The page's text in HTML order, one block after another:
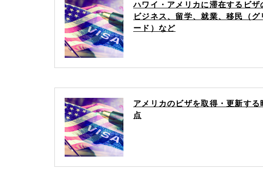
ハワイ・アメリカに滞在するビザ
ビジネス、留学、就業、移民（グ
ード）など
アメリカのビザを取得・更新する
点